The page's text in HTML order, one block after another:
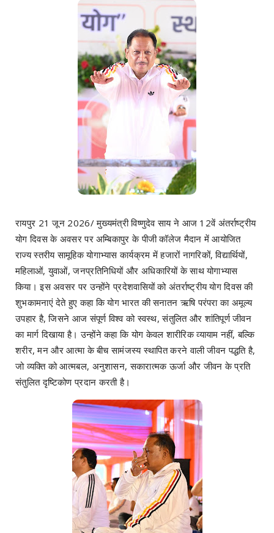
रायपुर 21 जून 2026/ मुख्यमंत्री विष्णुदेव साय ने आज 12वें अंतर्राष्ट्रीय
योग दिवस के अवसर पर अम्बिकापुर के पीजी कॉलेज मैदान में आयोजित
राज्य स्तरीय सामूहिक योगाभ्यास कार्यक्रम में हजारों नागरिकों, विद्यार्थियों,
महिलाओं, युवाओं, जनप्रतिनिधियों और अधिकारियों के साथ योगाभ्यास
किया। इस अवसर पर उन्होंने प्रदेशवासियों को अंतर्राष्ट्रीय योग दिवस की
शुभकामनाएं देते हुए कहा कि योग भारत की सनातन ऋषि परंपरा का अमूल्य
उपहार है, जिसने आज संपूर्ण विश्व को स्वस्थ, संतुलित और शांतिपूर्ण जीवन
का मार्ग दिखाया है। उन्होंने कहा कि योग केवल शारीरिक व्यायाम नहीं, बल्कि
शरीर, मन और आत्मा के बीच सामंजस्य स्थापित करने वाली जीवन पद्धति है,
जो व्यक्ति को आत्मबल, अनुशासन, सकारात्मक ऊर्जा और जीवन के प्रति
संतुलित दृष्टिकोण प्रदान करती है।